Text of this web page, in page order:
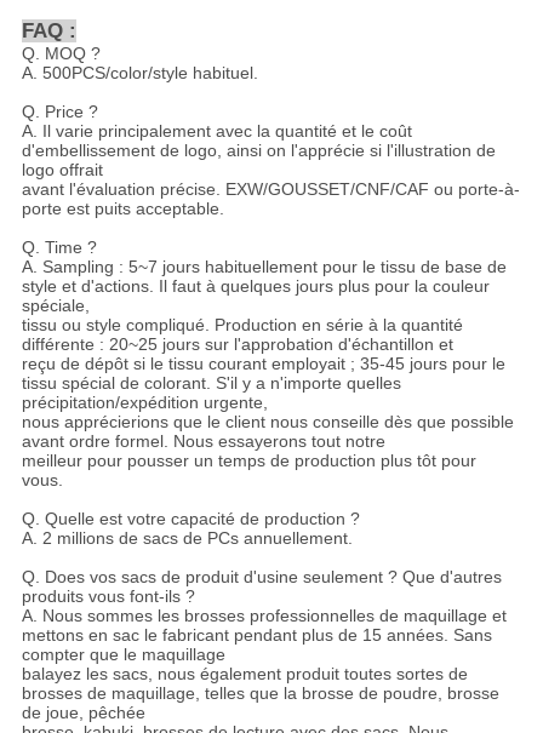
FAQ :
Q. MOQ ?
A. 500PCS/color/style habituel.
Q. Price ?
A. Il varie principalement avec la quantité et le coût
d'embellissement de logo, ainsi on l'apprécie si l'illustration de
logo offrait
avant l'évaluation précise. EXW/GOUSSET/CNF/CAF ou porte-à-
porte est puits acceptable.
Q. Time ?
A. Sampling : 5~7 jours habituellement pour le tissu de base de
style et d'actions. Il faut à quelques jours plus pour la couleur
spéciale,
tissu ou style compliqué. Production en série à la quantité
différente : 20~25 jours sur l'approbation d'échantillon et
reçu de dépôt si le tissu courant employait ; 35-45 jours pour le
tissu spécial de colorant. S'il y a n'importe quelles
précipitation/expédition urgente,
nous apprécierions que le client nous conseille dès que possible
avant ordre formel. Nous essayerons tout notre
meilleur pour pousser un temps de production plus tôt pour
vous.
Q. Quelle est votre capacité de production ?
A. 2 millions de sacs de PCs annuellement.
Q. Does vos sacs de produit d'usine seulement ? Que d'autres
produits vous font-ils ?
A. Nous sommes les brosses professionnelles de maquillage et
mettons en sac le fabricant pendant plus de 15 années. Sans
compter que le maquillage
balayez les sacs, nous également produit toutes sortes de
brosses de maquillage, telles que la brosse de poudre, brosse
de joue, pêchée